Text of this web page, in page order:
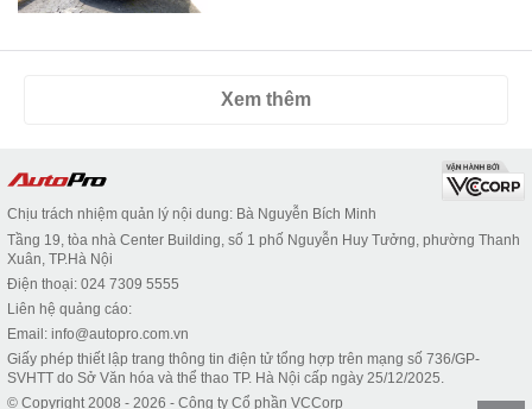
Xem thêm
Chịu trách nhiệm quản lý nội dung: Bà Nguyễn Bích Minh
Tầng 19, tòa nhà Center Building, số 1 phố Nguyễn Huy Tưởng, phường Thanh
Xuân, TP.Hà Nội
Điện thoại: 024 7309 5555
Liên hệ quảng cáo:
Email: info@autopro.com.vn
Giấy phép thiết lập trang thông tin điện tử tổng hợp trên mạng số 736/GP-
SVHTT do Sở Văn hóa và thể thao TP. Hà Nội cấp ngày 25/12/2025.
© Copyright 2008 - 2026 - Công ty Cổ phần VCCorp